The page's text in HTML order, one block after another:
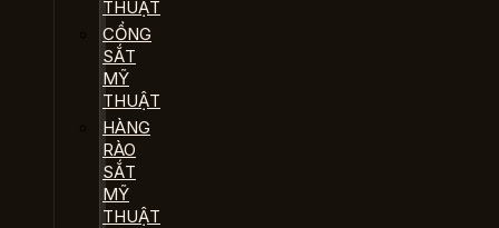
THUẬT
CỔNG
SẮT
MỸ
THUẬT
HÀNG
RÀO
SẮT
MỸ
THUẬT